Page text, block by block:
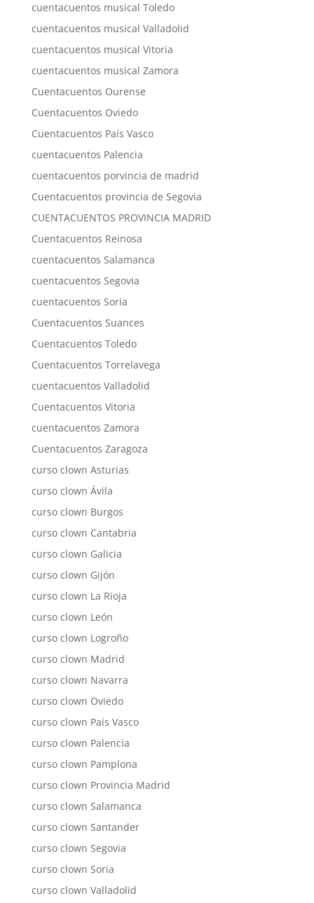
cuentacuentos musical Toledo
cuentacuentos musical Valladolid
cuentacuentos musical Vitoria
cuentacuentos musical Zamora
Cuentacuentos Ourense
Cuentacuentos Oviedo
Cuentacuentos País Vasco
cuentacuentos Palencia
cuentacuentos porvincia de madrid
Cuentacuentos provincia de Segovia
CUENTACUENTOS PROVINCIA MADRID
Cuentacuentos Reinosa
cuentacuentos Salamanca
cuentacuentos Segovia
cuentacuentos Soria
Cuentacuentos Suances
Cuentacuentos Toledo
Cuentacuentos Torrelavega
cuentacuentos Valladolid
Cuentacuentos Vitoria
cuentacuentos Zamora
Cuentacuentos Zaragoza
curso clown Asturias
curso clown Ávila
curso clown Burgos
curso clown Cantabria
curso clown Galicia
curso clown Gijón
curso clown La Rioja
curso clown León
curso clown Logroño
curso clown Madrid
curso clown Navarra
curso clown Oviedo
curso clown País Vasco
curso clown Palencia
curso clown Pamplona
curso clown Provincia Madrid
curso clown Salamanca
curso clown Santander
curso clown Segovia
curso clown Soria
curso clown Valladolid